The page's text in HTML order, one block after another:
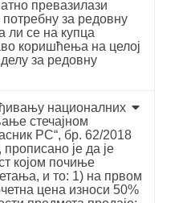
превазилази
за редовну
ли се на купца
коришћења на целој
за редовну
националних
стечајном
РС“, бр. 62/2018
је да је
којом почиње
и то: 1) на првом
цена износи 50%